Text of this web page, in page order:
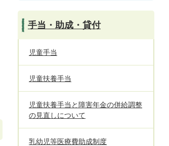
手当・助成・貸付
児童手当
児童扶養手当
児童扶養手当と障害年金の併給調整
の見直しについて
乳幼児等医療費助成制度